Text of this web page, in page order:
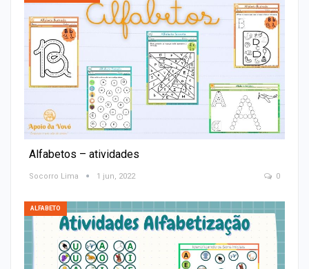
Alfabetos – atividades
Socorro Lima 1 jun, 2022 0
ALFABETO